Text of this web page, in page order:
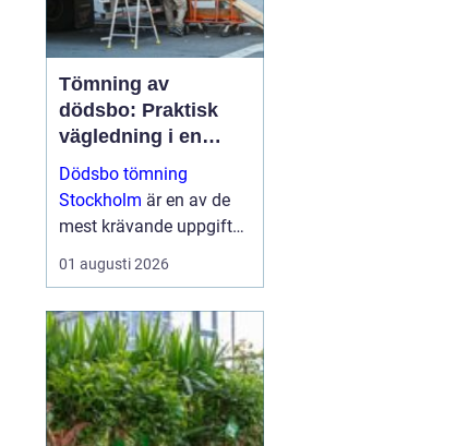
Tömning av
dödsbo: Praktisk
vägledning i en
känslig situation
Dödsbo tömning
Stockholm är en av de
mest krävande uppgifter
som närstående kan
ställas inför, både
01 augusti 2026